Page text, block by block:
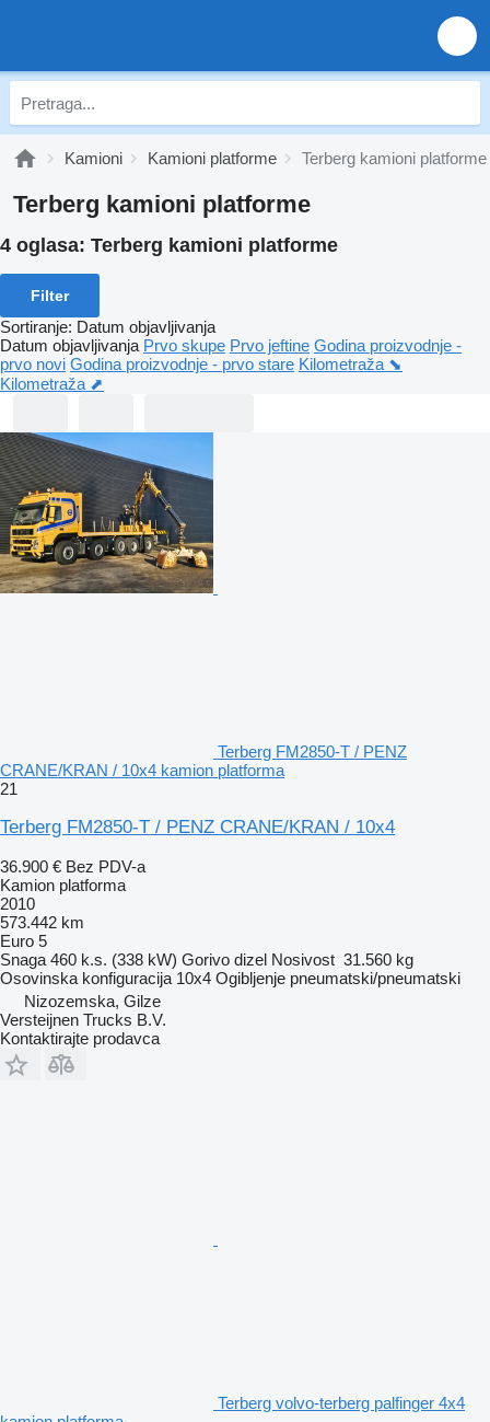
Kamioni Kamioni platforme Terberg kamioni platforme
Terberg kamioni platforme
4 oglasa: Terberg kamioni platforme
Filter
Sortiranje: Datum objavljivanja
Datum objavljivanja Prvo skupe Prvo jeftine Godina proizvodnje -
prvo novi Godina proizvodnje - prvo stare Kilometraža ⬊
Kilometraža ⬈
Terberg FM2850-T / PENZ
CRANE/KRAN / 10x4 kamion platforma
21
Terberg FM2850-T / PENZ CRANE/KRAN / 10x4
36.900 € Bez PDV-a
Kamion platforma
2010
573.442 km
Euro 5
Snaga 460 k.s. (338 kW) Gorivo dizel Nosivost 31.560 kg
Osovinska konfiguracija 10x4 Ogibljenje pneumatski/pneumatski
Nizozemska, Gilze
Versteijnen Trucks B.V.
Kontaktirajte prodavca
Terberg volvo-terberg palfinger 4x4